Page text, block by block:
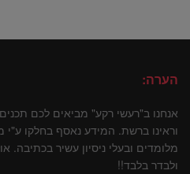
הערה:
אנחנו ב"רעשי רקע" מביאים לכם
וראינו ברשת. המידע נאסף בחלקו
מלומדים ובעלי ניסיון עשיר
ולבדר בלבד!!